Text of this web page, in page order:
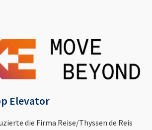
Elevator
die Firma Reise/Thyssen de Reis